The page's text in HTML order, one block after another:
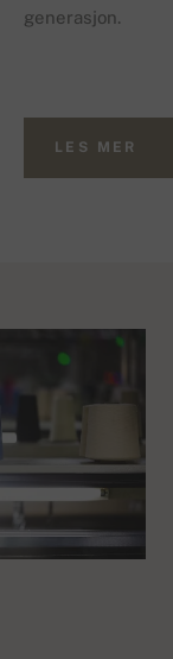
generasjon.
LES MER